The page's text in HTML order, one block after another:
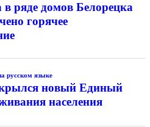
в ряде домов Белорецка
горячее
русском языке
новый Единый
населения